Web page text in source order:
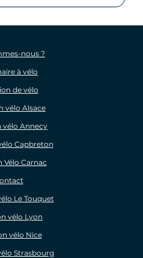
nous ?
à vélo
de vélo
vélo Alsace
vélo Annecy
Capbreton
Vélo Carnac
Le Touquet
vélo Lyon
vélo Nice
Strasbourg